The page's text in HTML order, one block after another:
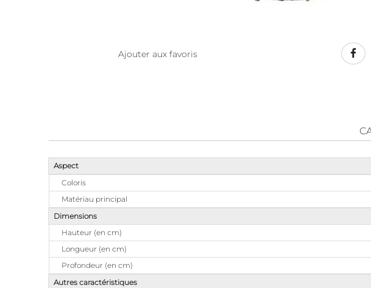
Ajouter aux favoris
Aspect
Coloris
Matériau principal
Dimensions
Hauteur (en cm)
Longueur (en cm)
Profondeur (en cm)
Autres caractéristiques